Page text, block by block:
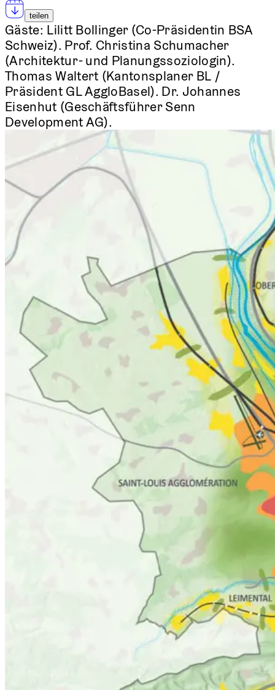
teilen
Gäste: Lilitt Bollinger (Co-Präsidentin BSA
Schweiz). Prof. Christina Schumacher
(Architektur- und Planungssoziologin).
Thomas Waltert (Kantonsplaner BL /
Präsident GL AggloBasel). Dr. Johannes
Eisenhut (Geschäftsführer Senn
Development AG).